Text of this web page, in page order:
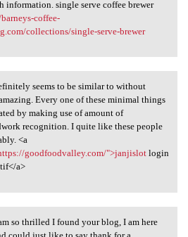
information. single serve coffee brewer
coffee-
collections/single-serve-brewer
seems to be
seems to be similar to without
Every one of these minimal things
by making use of amount of
recognition. I quite like these people
<a
goodfoodvalley.com/">janjislotlogin
a>
so thrilled I found
so thrilled I found your blog, I am here